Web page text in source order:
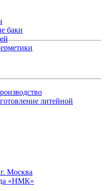
баки
литейной
Москва
«НМК»